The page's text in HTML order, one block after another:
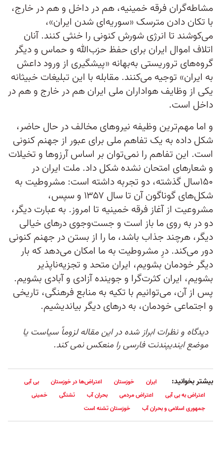
مشاطه‌گران فرقه خمینیه، هم در داخل و هم در خارج،
با تکان دادن مترسک «سوریه‌ای شدن ایران»،
می‌کوشند تا انرژی شورش کنونی را خنثی کنند. آنان
اتلاف اموال ایران برای حفظ حزب‌الله و حماس و دیگر
گروه‌های تروریستی به‌بهانه «پیشگیری از ورود داعش
به ایران» توجیه می‌کنند. مقابله با این تبلیغات خبیثانه
یکی از وظایف هواداران ملی ایران هم در خارج و هم در
داخل است.
و اما مهم‌ترین وظیفه نیروهای مخالف در حال حاضر،
شکل داده به یک تفاهم ملی برای عبور از جهنم کنونی
است. این تفاهم را نمی‌توان بر اساس آرزوها و تخیلات
و شعارهای امتحان ‌نشده شکل داد. ملت ایران در
۱۵۰سال گذشته، دو تجربه داشته است: مشروطیت به
شکل‌های گوناگون آن تا سال ۱۳۵۷ و سپس،
مشروعیت از آغاز فرقه خمینیه تا امروز. به عبارت دیگر،
دو در به روی ما باز است و جست‌و‌جوی درهای خیالی
دیگر، هرچند جذاب باشد، ما را از بستن در جهنم کنونی
دور می‌کند. درِ مشروطیت به ما امکان می‌دهد که بار
دیگر خودمان بشویم، ایران متحد و تجزیه‌ناپذیر
بشویم، ایران کثرت‌گرا و جوینده آزادی و آبادی بشویم.
پس از آن، می‌توانیم با تکیه به منابع فرهنگی، تاریخی
و اجتماعی خودمان، به درهای دیگر بیاندیشیم.
دیدگاه و نظرات ابراز شده در این مقاله لزوماً سیاست یا
موضع ایندیپندنت فارسی را منعکس نمی کند.
بیشتر بخوانید: ایران خوزستان اعتراض‌ها در خوزستان
بی آبی
اعتراض به بی آبی
اعتراض مردمی بحران آب تشنگی
خمینی
جمهوری اسلامی و بحران آب
خوزستان تشنه است